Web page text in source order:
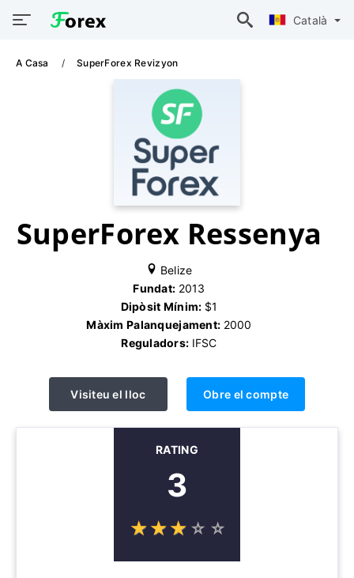
Català
A Casa SuperForex Revizyon
SuperForex Ressenya
Belize
Fundat: 2013
Dipòsit Mínim: $1
Màxim Palanquejament: 2000
Reguladors: IFSC
Visiteu el lloc Obre el compte
RATING
3
☆☆☆ ☆ ☆
★★★ ★ ★